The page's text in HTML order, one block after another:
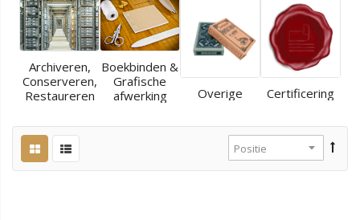
Archiveren,
Conserveren,
Restaureren
Boekbinden &
Grafische
afwerking
Overige Certificering